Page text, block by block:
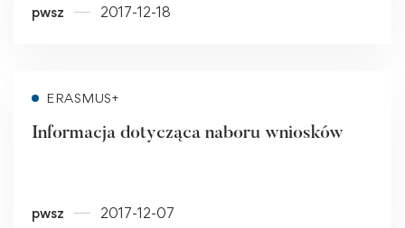
pwsz 2017-12-18
ERASMUS+
Informacja dotycząca naboru wniosków
pwsz 2017-12-07